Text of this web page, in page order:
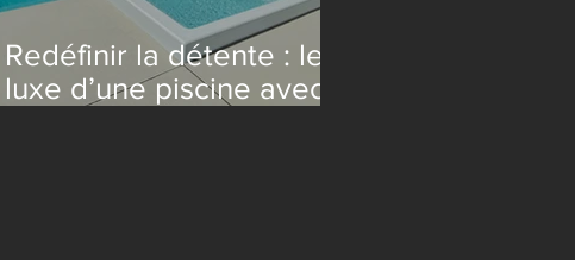
Redéfinir la détente : le
luxe d’une piscine avec